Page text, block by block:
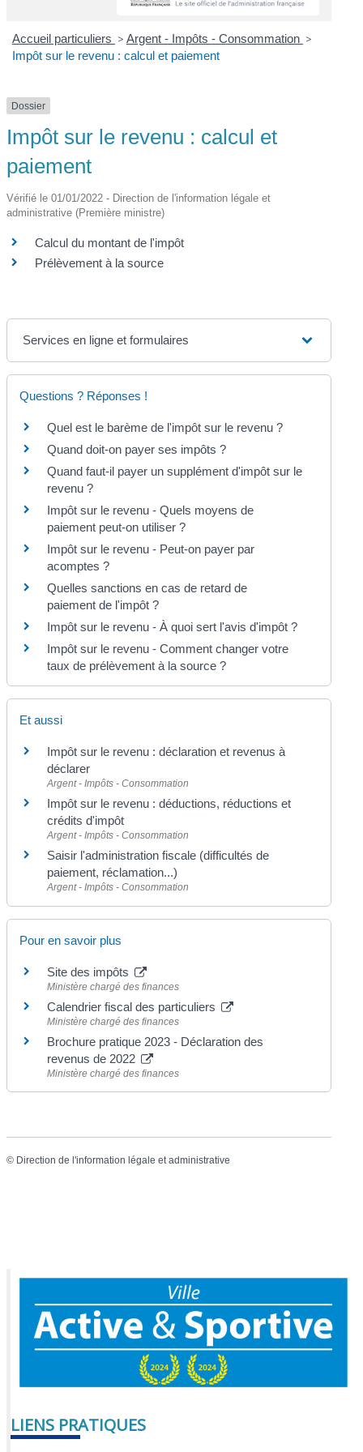
Accueil particuliers > Argent - Impôts - Consommation >
Impôt sur le revenu : calcul et paiement
Dossier
Impôt sur le revenu : calcul et
paiement
Vérifié le 01/01/2022 - Direction de l'information légale et
administrative (Première ministre)
Calcul du montant de l'impôt
Prélèvement à la source
Services en ligne et formulaires
Questions ? Réponses !
Quel est le barème de l'impôt sur le revenu ?
Quand doit-on payer ses impôts ?
Quand faut-il payer un supplément d'impôt sur le
revenu ?
Impôt sur le revenu - Quels moyens de
paiement peut-on utiliser ?
Impôt sur le revenu - Peut-on payer par
acomptes ?
Quelles sanctions en cas de retard de
paiement de l'impôt ?
Impôt sur le revenu - À quoi sert l'avis d'impôt ?
Impôt sur le revenu - Comment changer votre
taux de prélèvement à la source ?
Et aussi
Impôt sur le revenu : déclaration et revenus à
déclarer
Argent - Impôts - Consommation
Impôt sur le revenu : déductions, réductions et
crédits d'impôt
Argent - Impôts - Consommation
Saisir l'administration fiscale (difficultés de
paiement, réclamation...)
Argent - Impôts - Consommation
Pour en savoir plus
Site des impôts
Ministère chargé des finances
Calendrier fiscal des particuliers
Ministère chargé des finances
Brochure pratique 2023 - Déclaration des
revenus de 2022
Ministère chargé des finances
© Direction de l'information légale et administrative
LIENS PRATIQUES